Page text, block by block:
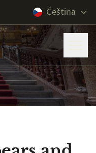
Čeština